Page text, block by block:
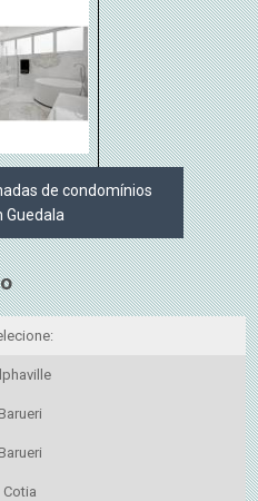
de condomínios
Guedala
Barueri
Barueri
Cotia